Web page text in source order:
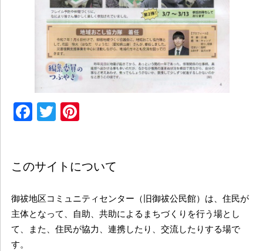
Facebook
TwitterPinterest
このサイトについて
御祓地区コミュニティセンター（旧御祓公民館）は、住民が
主体となって、自助、共助によるまちづくりを行う場とし
て、また、住民が協力、連携したり、交流したりする場で
す。